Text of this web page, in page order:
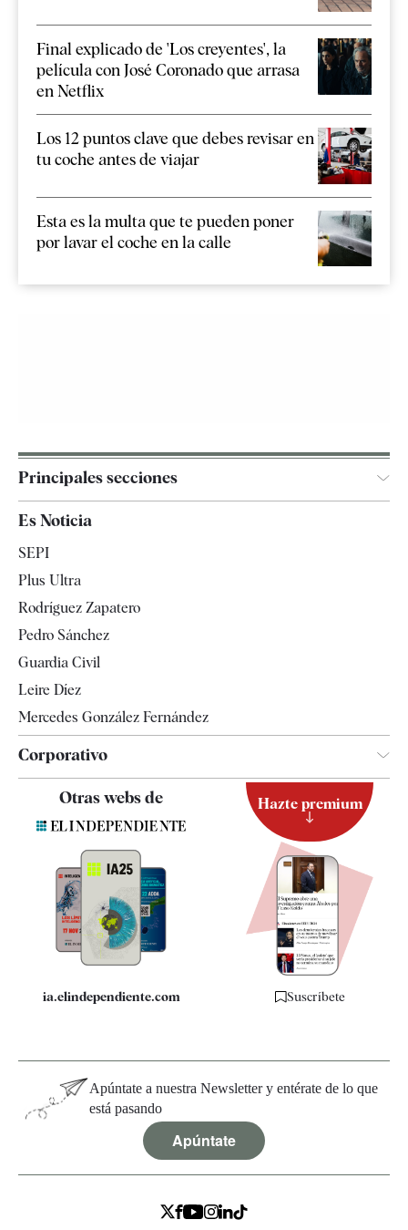
Final explicado de 'Los creyentes', la
película con José Coronado que arrasa
en Netflix
Los 12 puntos clave que debes revisar en
tu coche antes de viajar
Esta es la multa que te pueden poner
por lavar el coche en la calle
Principales secciones
España
Televisión
Es Noticia
SEPI
Plus Ultra
Rodríguez Zapatero
Pedro Sánchez
Guardia Civil
Leire Díez
Mercedes González Fernández
Corporativo
Contacto
Quiénes somos
Especificaciones
Otras webs de
ia.elindependiente.com
Hazte premium
Suscríbete
Apúntate a nuestra Newsletter y entérate de lo que
está pasando
Apúntate